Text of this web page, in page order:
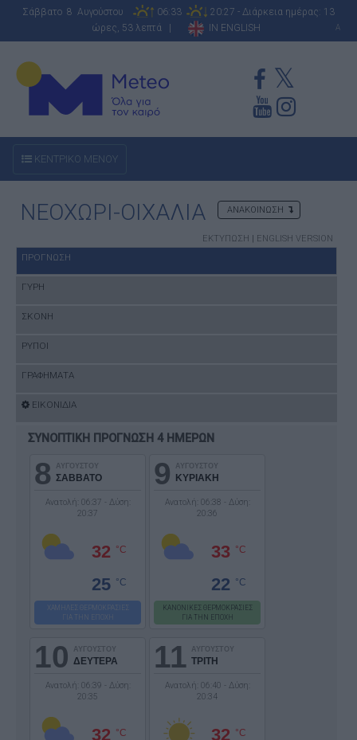
Σάββατο 8 Αυγούστου 06:33
20:27 - Διάρκεια ημέρας: 13
ώρες, 53 λεπτά |
IN ENGLISH A
ΚΕΝΤΡΙΚΟ ΜΕΝΟΥ
ΝΕΟΧΩΡΙ-ΟΙΧΑΛΙΑ ΑΝΑΚΟΙΝΩΣΗ
ΕΚΤΥΠΩΣΗ | ENGLISH VERSION
ΠΡΟΓΝΩΣΗ
ΓΥΡΗ
ΣΚΟΝΗ
ΡΥΠΟΙ
ΓΡΑΦΗΜΑΤΑ
ΕΙΚΟΝΙΔΙΑ
ΣΥΝΟΠΤΙΚΗ ΠΡΟΓΝΩΣΗ 4 ΗΜΕΡΩΝ
8 ΑΥΓΟΥΣΤΟΥ
ΣΑΒΒΑΤΟ
Ανατολή: 06:37 - Δύση:
20:37
32 °C
25 °C
ΧΑΜΗΛΕΣ ΘΕΡΜΟΚΡΑΣΙΕΣ
ΓΙΑ ΤΗΝ ΕΠΟΧΗ
9 ΑΥΓΟΥΣΤΟΥ
ΚΥΡΙΑΚΗ
Ανατολή: 06:38 - Δύση:
20:36
33 °C
22 °C
ΚΑΝΟΝΙΚΕΣ ΘΕΡΜΟΚΡΑΣΙΕΣ
ΓΙΑ ΤΗΝ ΕΠΟΧΗ
10 ΑΥΓΟΥΣΤΟΥ
ΔΕΥΤΕΡΑ
Ανατολή: 06:39 - Δύση:
20:35
32 °C
11 ΑΥΓΟΥΣΤΟΥ
ΤΡΙΤΗ
Ανατολή: 06:40 - Δύση:
20:34
32 °C